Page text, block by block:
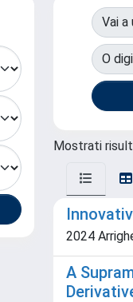
Vai a
O
Mostrati
2024
A